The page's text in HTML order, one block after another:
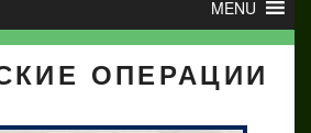
ОПЕРАЦИИ